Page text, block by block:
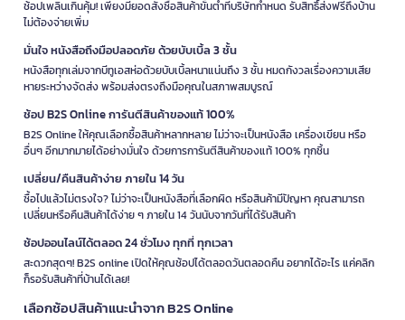
ช้อปเพลินเกินคุ้ม! เพียงมียอดสั่งซื้อสินค้าขั้นต่ำที่บริษัทกำหนด รับสิทธิ์ส่งฟรีถึงบ้าน
ไม่ต้องจ่ายเพิ่ม
มั่นใจ หนังสือถึงมือปลอดภัย ด้วยบับเบิ้ล 3 ชั้น
หนังสือทุกเล่มจากบีทูเอสห่อด้วยบับเบิ้ลหนาแน่นถึง 3 ชั้น หมดกังวลเรื่องความเสีย
หายระหว่างจัดส่ง พร้อมส่งตรงถึงมือคุณในสภาพสมบูรณ์
ช้อป B2S Online การันตีสินค้าของแท้ 100%
B2S Online ให้คุณเลือกซื้อสินค้าหลากหลาย ไม่ว่าจะเป็นหนังสือ เครื่องเขียน หรือ
อื่นๆ อีกมากมายได้อย่างมั่นใจ ด้วยการการันตีสินค้าของแท้ 100% ทุกชิ้น
เปลี่ยน/คืนสินค้าง่าย ภายใน 14 วัน
ซื้อไปแล้วไม่ตรงใจ? ไม่ว่าจะเป็นหนังสือที่เลือกผิด หรือสินค้ามีปัญหา คุณสามารถ
เปลี่ยนหรือคืนสินค้าได้ง่าย ๆ ภายใน 14 วันนับจากวันที่ได้รับสินค้า
ช้อปออนไลน์ได้ตลอด 24 ชั่วโมง ทุกที่ ทุกเวลา
สะดวกสุดๆ! B2S online เปิดให้คุณช้อปได้ตลอดวันตลอดคืน อยากได้อะไร แค่คลิก
ก็รอรับสินค้าที่บ้านได้เลย!
เลือกช้อปสินค้าแนะนำจาก B2S Online